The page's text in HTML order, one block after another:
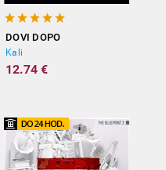
DOVI DOPO
Kali
12.74 €